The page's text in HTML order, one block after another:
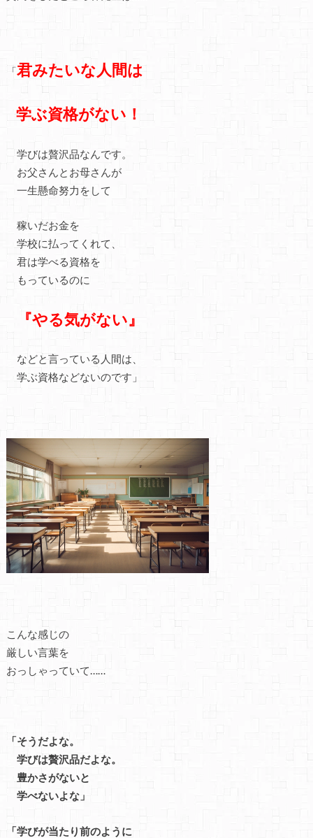
「君みたいな人間は
学ぶ資格がない！
学びは贅沢品なんです。
お父さんとお母さんが
一生懸命努力をして
稼いだお金を
学校に払ってくれて、
君は学べる資格を
もっているのに
『やる気がない』
などと言っている人間は、
学ぶ資格などないのです」
こんな感じの
厳しい言葉を
おっしゃっていて……
「そうだよな。
学びは贅沢品だよな。
豊かさがないと
学べないよな」
「学びが当たり前のように